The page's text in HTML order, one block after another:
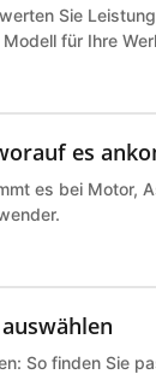
Sie
für Ihre
es
es bei Motor,
So finden Sie